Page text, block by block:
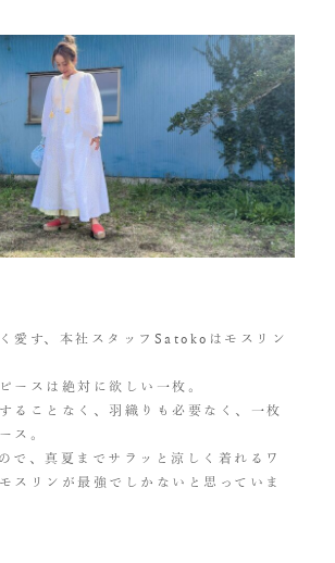
愛す、本社スタッフSatokoはモスリン
ースは絶対に欲しい一枚。
ることなく、羽織りも必要なく、一枚
ス。
で、真夏までサラッと涼しく着れるワ
スリンが最強でしかないと思っていま